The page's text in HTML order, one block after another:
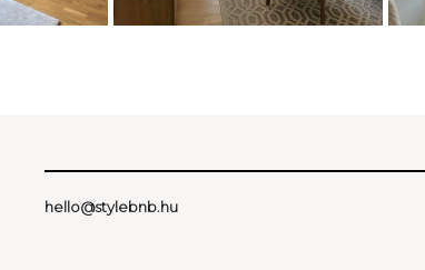
hello@stylebnb.hu